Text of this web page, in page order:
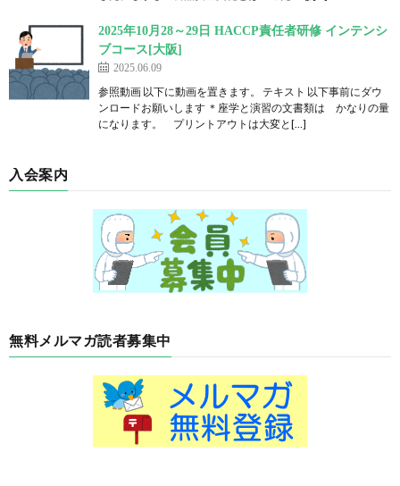
2025年10月28～29日 HACCP責任者研修 インテンシ
ブコース[大阪]
2025.06.09
参照動画 以下に動画を置きます。 テキスト 以下事前にダウ
ンロードお願いします ＊座学と演習の文書類は かなりの量
になります。 プリントアウトは大変と[…]
入会案内
無料メルマガ読者募集中